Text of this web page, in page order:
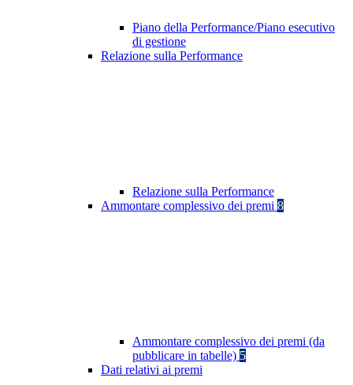
Piano della Performance/Piano esecutivo
di gestione
Relazione sulla Performance
Relazione sulla Performance
Ammontare complessivo dei premi 8
Ammontare complessivo dei premi (da
pubblicare in tabelle) 5
Dati relativi ai premi